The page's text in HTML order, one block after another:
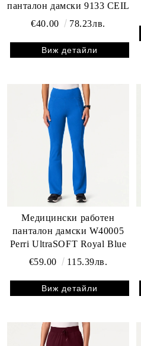
панталон дамски 9133 CEIL
€40.00
78.23лв.
Виж детайли
Медицински работен
панталон дамски W40005
Perri UltraSOFT Royal Blue
€59.00
115.39лв.
Виж детайли